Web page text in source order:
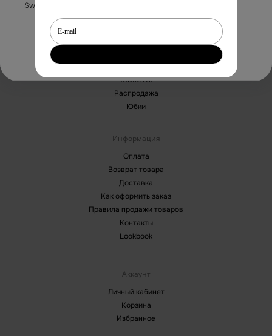
Брюки
Жакеты
Распродажа
Юбки
Информация
Оплата
Возврат товара
Доставка
Как оформить заказ
Правила продажи товаров
Контакты
Lookbook
Аккаунт
Личный кабинет
Корзина
Избранное
Switch to the English version of the website?
Yes Cancel